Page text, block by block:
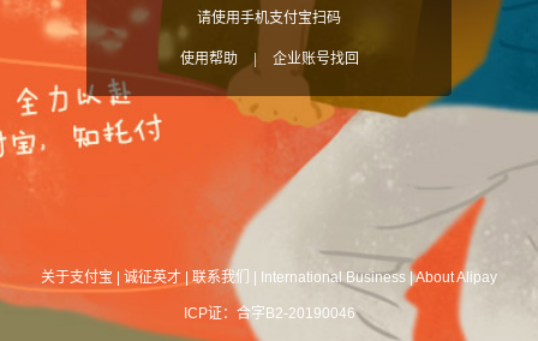
请使用手机支付宝扫码
使用帮助 | 企业账号找回
关于支付宝 诚征英才 联系我们 International Business |About Alipay
ICP证：合字B2-20190046